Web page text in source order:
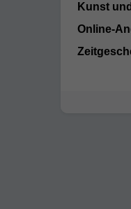
Kunst
Online-